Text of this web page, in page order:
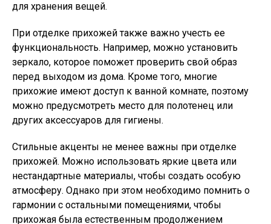
для хранения вещей.
При отделке прихожей также важно учесть ее
функциональность. Например, можно установить
зеркало, которое поможет проверить свой образ
перед выходом из дома. Кроме того, многие
прихожие имеют доступ к ванной комнате, поэтому
можно предусмотреть место для полотенец или
других аксессуаров для гигиены.
Стильные акценты не менее важны при отделке
прихожей. Можно использовать яркие цвета или
нестандартные материалы, чтобы создать особую
атмосферу. Однако при этом необходимо помнить о
гармонии с остальными помещениями, чтобы
прихожая была естественным продолжением